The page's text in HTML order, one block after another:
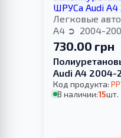
Легковые
A4
2004-
730.00 грн
Audi A4 2004-
Код продукта:
В наличии:15шт.